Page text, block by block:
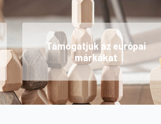
Támogatjuk az európai
márkákat